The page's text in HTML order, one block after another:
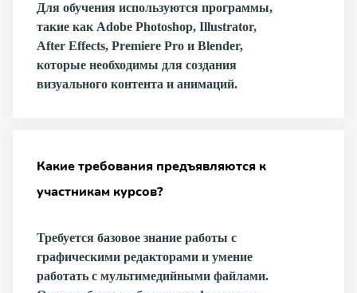
Для обучения используются программы,
такие как Adobe Photoshop, Illustrator,
After Effects, Premiere Pro и Blender,
которые необходимы для создания
визуального контента и анимаций.
Какие требования предъявляются к
участникам курсов?
Требуется базовое знание работы с
графическими редакторами и умение
работать с мультимедийными файлами.